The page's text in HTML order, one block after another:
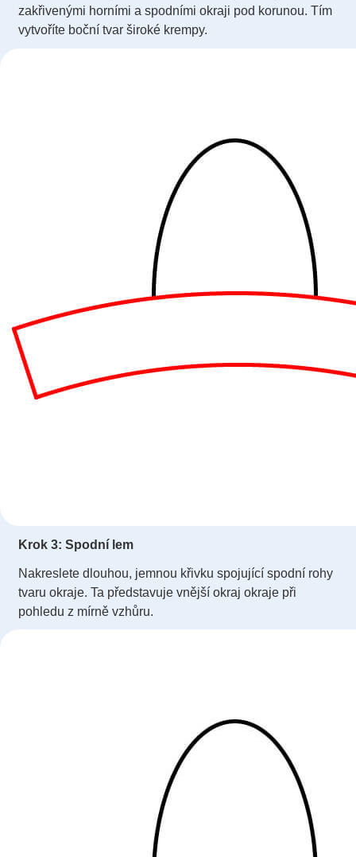
zakřivenými horními a spodními okraji pod korunou. Tím
vytvoříte boční tvar široké krempy.
Krok 3: Spodní lem
Nakreslete dlouhou, jemnou křivku spojující spodní rohy
tvaru okraje. Ta představuje vnější okraj okraje při
pohledu z mírně vzhůru.